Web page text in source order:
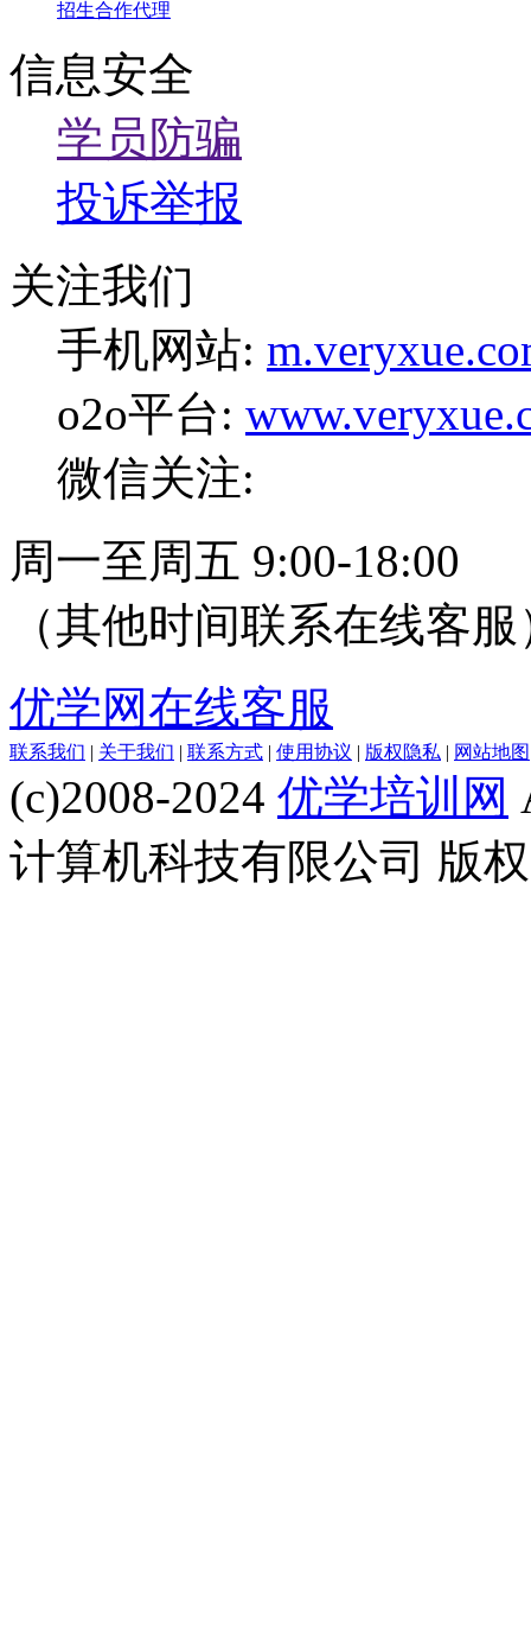
招生合作代理
信息安全
学员防骗
投诉举报
关注我们
手机网站:
o2o平台:
微信关注:
周一至周五 9:00-18:00
（其他时间联系在线客服
优学网在线客服
联系我们 | 关于我们 | 联系方式 | 使用协议 | 版权隐私 | 网站地图
(c)2008-2024 优学培训网
计算机科技有限公司 版